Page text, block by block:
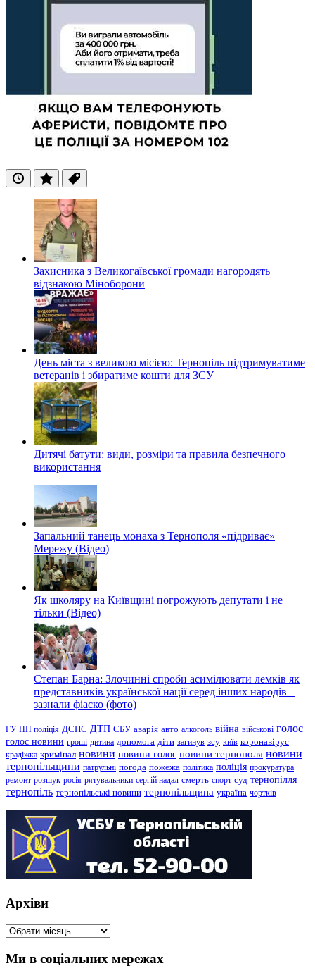
ОстанніПопулярні
Теги
Захисника з Великогаївської громади нагородять
відзнакою Міноборони
День міста з великою місією: Тернопіль підтримуватиме
ветеранів і збиратиме кошти для ЗСУ
Дитячі батути: види, розміри та правила безпечного
використання
Запальний танець монаха з Тернополя «підриває»
Мережу (Відео)
Як школяру на Київщині погрожують депутати і не
тільки (Відео)
Степан Барна: Злочинні спроби асимілювати лемків як
представників української нації серед інших народів –
зазнали фіаско (фото)
ГУ НП поліція ДСНС ДТП СБУ аварія авто алкоголь війна військові голос
голос новини гроші дитина допомога діти загинув зсу київ коронавірус
крадіжка кримінал новини новини голос новини тернополя новини
тернопільщини патрульні погода пожежа політика поліція прокуратура
ремонт розшук росія рятувальники сергій надал смерть спорт суд тернопілля
тернопіль тернопільські новини тернопільщина україна чортків
Архіви
Архіви
Ми в соціальних мережах